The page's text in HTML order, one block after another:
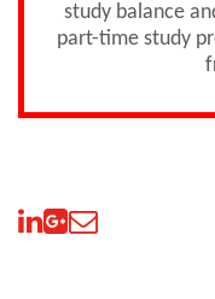
study balance
part-time study